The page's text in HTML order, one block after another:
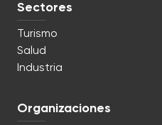
Sectores
Turismo
Salud
Industria
Organizaciones